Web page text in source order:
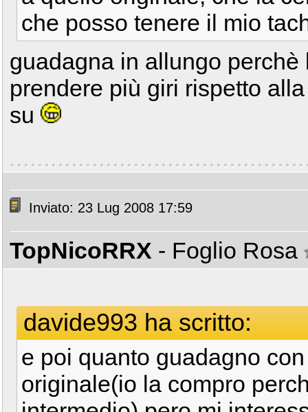
che posso tenere il mio
guadagna in allungo
prendere più giri rispetto
su
Inviato: 23 Lug 2008 17:59
TopNicoRRX - Foglio Rosa
davide993 ha scritto:
e poi quanto guadagno
originale(io la compro